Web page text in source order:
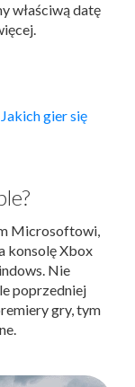
właściwą datę
gier się
Microsoftowi,
konsolę Xbox
Nie
poprzedniej
gry, tym